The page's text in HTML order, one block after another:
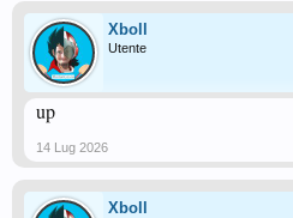
Xboll
Utente
up
14 Lug 2026
Xboll